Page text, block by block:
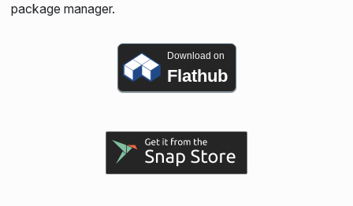
package manager.
Download on
Flathub